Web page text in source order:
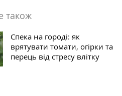
також
Спека на городі: як
врятувати томати, огірки та
перець від стресу влітку